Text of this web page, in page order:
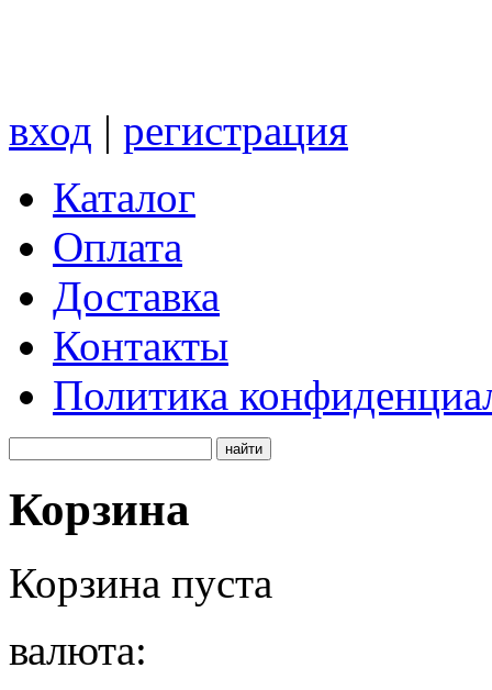
вход | регистрация
Каталог
Оплата
Доставка
Контакты
Политика
Корзина
Корзина пуста
валюта: